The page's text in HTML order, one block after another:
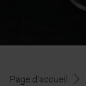
Page d'accueil